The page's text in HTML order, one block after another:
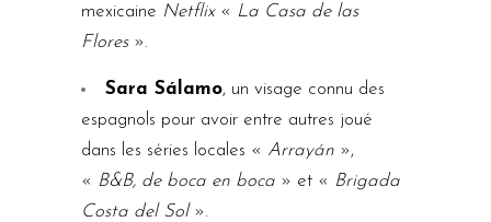
mexicaine Netflix« La Casa de las
Flores».
Sara Sálamo, un visage connu des
espagnols pour avoir entre autres joué
dans les séries locales « Arrayán »,
« B&B, de boca en boca » et « Brigada
Costa del Sol ».